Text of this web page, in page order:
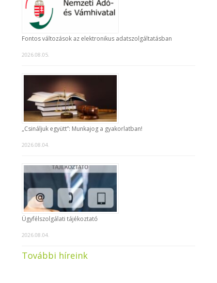
Fontos változások az elektronikus adatszolgáltatásban
2026.08.05.
„Csináljuk együtt”: Munkajog a gyakorlatban!
2026.08.04.
Ügyfélszolgálati tájékoztató
2026.08.04.
További híreink